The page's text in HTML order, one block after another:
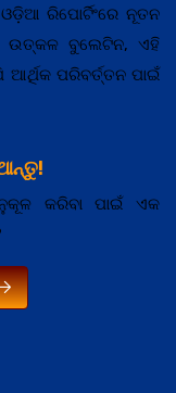
ରିପୋର୍ଟିଂରେ ନୂତନ
ଉତ୍କଳ ବୁଲେଟିନ, ଏହି
ପରିବର୍ତ୍ତନ ପାଇଁ
କରିବା ପାଇଁ ଏକ